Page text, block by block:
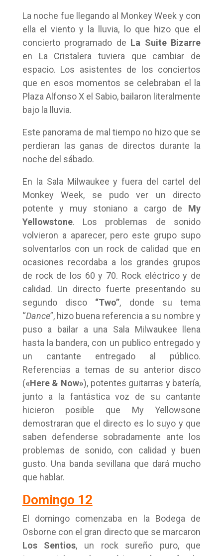
La noche fue llegando al Monkey Week y con
ella el viento y la lluvia, lo que hizo que el
concierto programado de La Suite Bizarre
en La Cristalera tuviera que cambiar de
espacio. Los asistentes de los conciertos
que en esos momentos se celebraban el la
Plaza Alfonso X el Sabio, bailaron literalmente
bajo la lluvia.
Este panorama de mal tiempo no hizo que se
perdieran las ganas de directos durante la
noche del sábado.
En la Sala Milwaukee y fuera del cartel del
Monkey Week, se pudo ver un directo
potente y muy stoniano a cargo de My
Yellowstone. Los problemas de sonido
volvieron a aparecer, pero este grupo supo
solventarlos con un rock de calidad que en
ocasiones recordaba a los grandes grupos
de rock de los 60 y 70. Rock eléctrico y de
calidad. Un directo fuerte presentando su
segundo disco “Two”, donde su tema
“Dance”, hizo buena referencia a su nombre y
puso a bailar a una Sala Milwaukee llena
hasta la bandera, con un publico entregado y
un cantante entregado al público.
Referencias a temas de su anterior disco
(«Here & Now»), potentes guitarras y batería,
junto a la fantástica voz de su cantante
hicieron posible que My Yellowsone
demostraran que el directo es lo suyo y que
saben defenderse sobradamente ante los
problemas de sonido, con calidad y buen
gusto. Una banda sevillana que dará mucho
que hablar.
Domingo 12
El domingo comenzaba en la Bodega de
Osborne con el gran directo que se marcaron
Los Sentios, un rock sureño puro, que